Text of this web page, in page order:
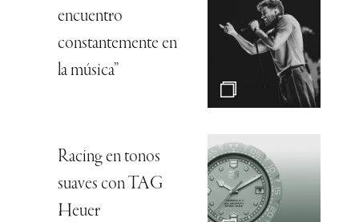
encuentro
constantemente en
la música”
Racing en tonos
suaves con TAG
Heuer